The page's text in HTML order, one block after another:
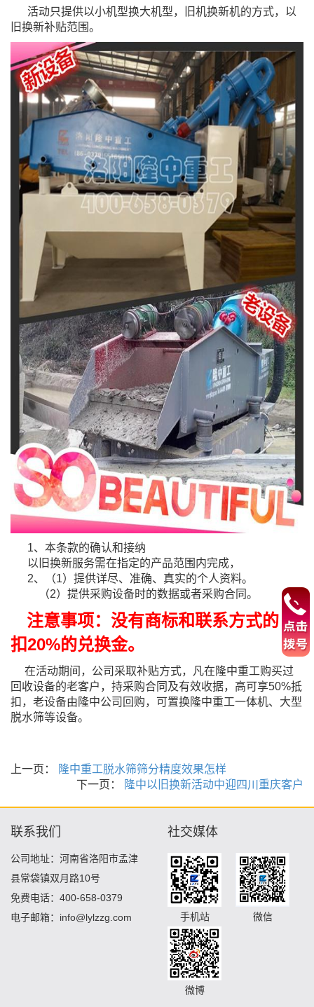
活动只提供以小机型换大机型，旧机换新机的方式，以
旧换新补贴范围。
1、本条款的确认和接纳
以旧换新服务需在指定的产品范围内完成，
2、（1）提供详尽、准确、真实的个人资料。
（2）提供采购设备时的数据或者采购合同。
注意事项：没有商标和联系方式的 要
扣20%的兑换金。
在活动期间，公司采取补贴方式，凡在隆中重工购买过
回收设备的老客户，持采购合同及有效收据，高可享50%抵
扣，老设备由隆中公司回购，可置换隆中重工一体机、大型
脱水筛等设备。
上一页：
隆中重工脱水筛筛分精度效果怎样
下一页：
隆中以旧换新活动中迎四川重庆客户
联系我们
公司地址：河南省洛阳市孟津
县常袋镇双月路10号
免费电话：400-658-0379
电子邮箱：info@lylzzg.com
社交媒体
手机站 微信
微博